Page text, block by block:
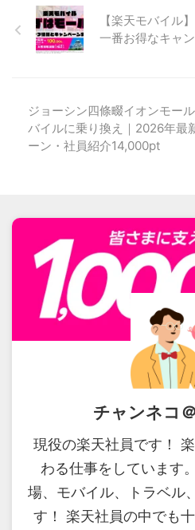
【楽天モバイル
一番お得なキャ
ジョーシン四條畷イオンモー
バイルに乗り換え｜2026年最
ーン・社員紹介14,000pt
チャンネコ
現役の楽天社員です！
わる仕事をしています
場、モバイル、トラベル
す！ 楽天社員の中でも